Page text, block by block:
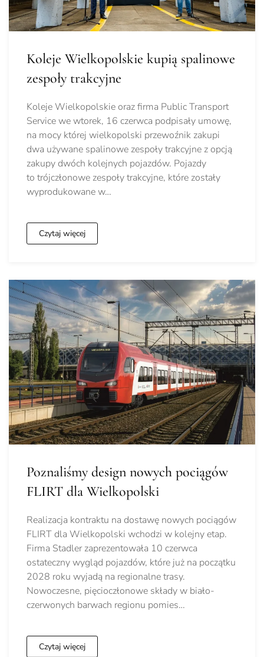
Koleje Wielkopolskie kupią spalinowe
zespoły trakcyjne
Koleje Wielkopolskie oraz firma Public Transport
Service we wtorek, 16 czerwca podpisały umowę,
na mocy której wielkopolski przewoźnik zakupi
dwa używane spalinowe zespoły trakcyjne z opcją
zakupy dwóch kolejnych pojazdów. Pojazdy
to trójczłonowe zespoły trakcyjne, które zostały
wyprodukowane w…
Czytaj więcej
Poznaliśmy design nowych pociągów
FLIRT dla Wielkopolski
Realizacja kontraktu na dostawę nowych pociągów
FLIRT dla Wielkopolski wchodzi w kolejny etap.
Firma Stadler zaprezentowała 10 czerwca
ostateczny wygląd pojazdów, które już na początku
2028 roku wyjadą na regionalne trasy.
Nowoczesne, pięcioczłonowe składy w biało-
czerwonych barwach regionu pomies…
Czytaj więcej